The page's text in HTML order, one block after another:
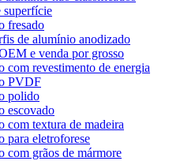
superfície
fresado
de alumínio anodizado
e venda por grosso
com revestimento de energia
PVDF
polido
escovado
com textura de madeira
para eletroforese
com grãos de mármore